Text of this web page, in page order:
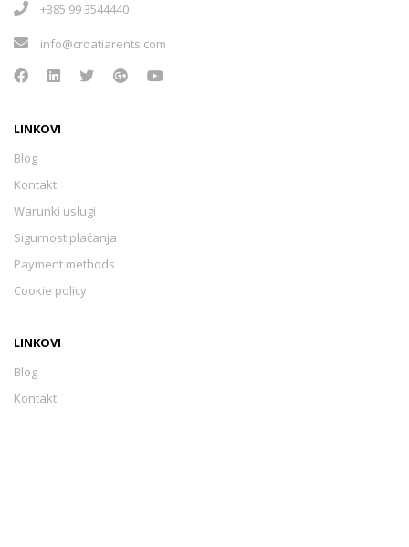
+385 99 3544440
info@croatiarents.com
LINKOVI
Blog
Kontakt
Warunki usługi
Sigurnost plaćanja
Payment methods
Cookie policy
LINKOVI
Blog
Kontakt